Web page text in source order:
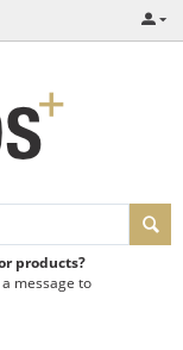
products?
message to